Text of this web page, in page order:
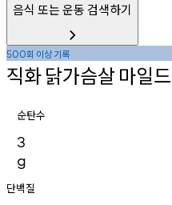
음식 또는 운동 검색하기
500회 이상기록
직화닭가슴살 마일드
순탄수
3
g
단백질